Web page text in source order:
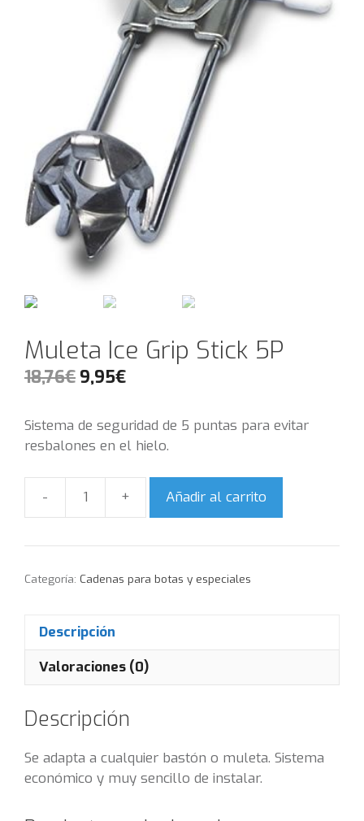
Muleta Ice Grip Stick 5P
18,76€ 9,95€
Sistema de seguridad de 5 puntas para evitar
resbalones en el hielo.
Cantidad
Añadir al carrito
Categoría: Cadenas para botas y especiales
Descripción
Valoraciones (0)
Descripción
Se adapta a cualquier bastón o muleta. Sistema
económico y muy sencillo de instalar.